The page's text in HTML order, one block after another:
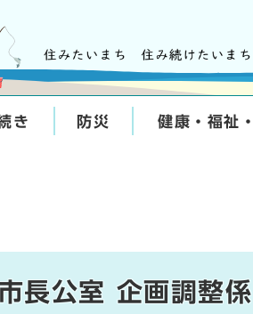
き 防災 健康・福祉
長公室 企画調整